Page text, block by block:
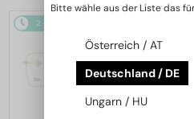
2-4 WERKTAGE
Bitte wähle aus der Liste das
Österreich / AT
Deutschland / DE
Ungarn / HU